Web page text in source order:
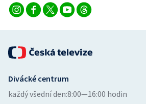
Stolní tenis
Divácké centrum
každý všední den:8:00—16:00 hodin